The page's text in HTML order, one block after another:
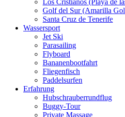
Los Cristianos (Playa de
Golf del Sur (Amarilla
Santa Cruz de Tenerife
Wassersport
Jet Ski
Parasailing
Flyboard
Bananenbootfahrt
Fliegenfisch
Paddelsurfen
Erfahrung
Hubschrauberrundflug
Buggy-Tour
Private Massage